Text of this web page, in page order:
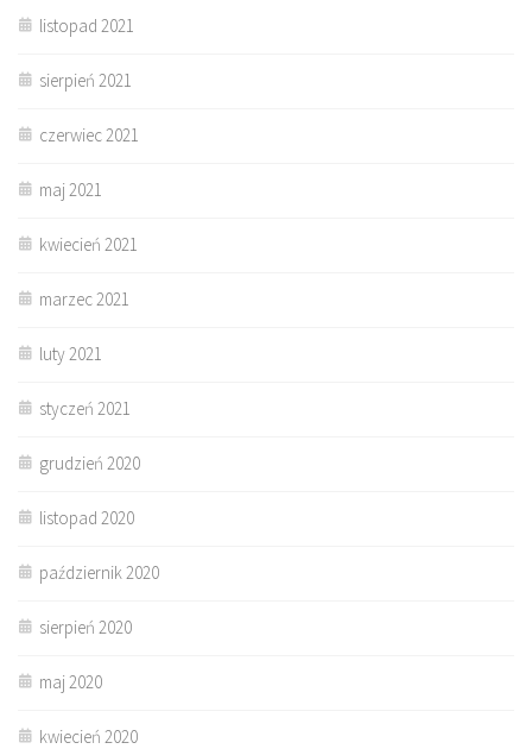
listopad 2021
sierpień 2021
czerwiec 2021
maj 2021
kwiecień 2021
marzec 2021
luty 2021
styczeń 2021
grudzień 2020
listopad 2020
październik 2020
sierpień 2020
maj 2020
kwiecień 2020